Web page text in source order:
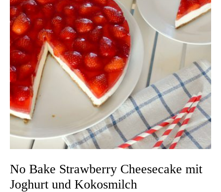
No Bake Strawberry Cheesecake mit
Joghurt und Kokosmilch